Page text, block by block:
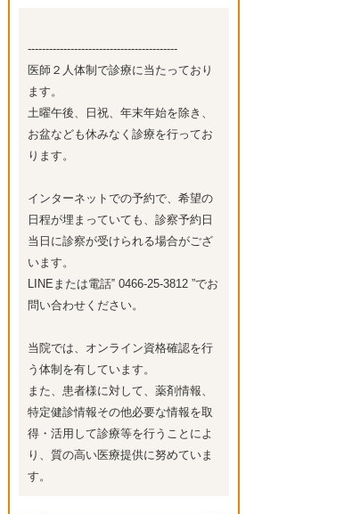
------------------------------------------
医師２人体制で診療に当たっており
ます。
土曜午後、日祝、年末年始を除き、
お盆なども休みなく診療を行ってお
ります。
インターネットでの予約で、希望の
日程が埋まっていても、診察予約日
当日に診察が受けられる場合がござ
います。
LINEまたは電話‟ 0466-25-3812 ”でお
問い合わせください。
当院では、オンライン資格確認を行
う体制を有しています。
また、患者様に対して、薬剤情報、
特定健診情報その他必要な情報を取
得・活用して診療等を行うことによ
り、質の高い医療提供に努めていま
す。